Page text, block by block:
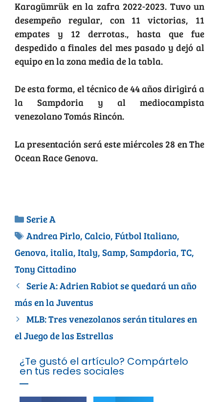
Karagümrük en la zafra 2022-2023. Tuvo un
desempeño regular, con 11 victorias, 11
empates y 12 derrotas., hasta que fue
despedido a finales del mes pasado y dejó al
equipo en la zona media de la tabla.
De esta forma, el técnico de 44 años dirigirá a
la Sampdoria y al mediocampista
venezolano Tomás Rincón.
La presentación será este miércoles 28 en The
Ocean Race Genova.
Serie A
Andrea Pirlo,Calcio,Fútbol Italiano,
Genova, italia, Italy, Samp, Sampdoria, TC,
Tony Cittadino
Serie A: Adrien Rabiot se quedará un año
más en la Juventus
MLB: Tres venezolanos serán titulares en
el Juego de las Estrellas
¿Te gustó el artículo? Compártelo
en tus redes sociales